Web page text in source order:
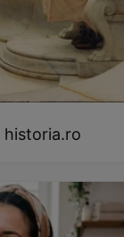
historia.ro